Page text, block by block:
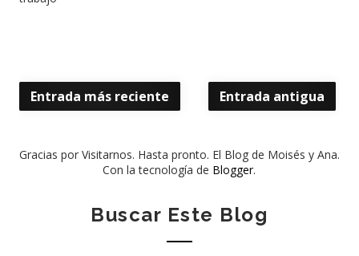
Entrada más reciente Entrada antigua
Gracias por Visitarnos. Hasta pronto. El Blog de Moisés y Ana.
Con la tecnología de Blogger.
Buscar Este Blog